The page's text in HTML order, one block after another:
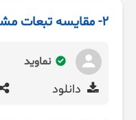
2- مقایسه تبعات مشروبات الکلی با کرونا
نماوید
دانلود